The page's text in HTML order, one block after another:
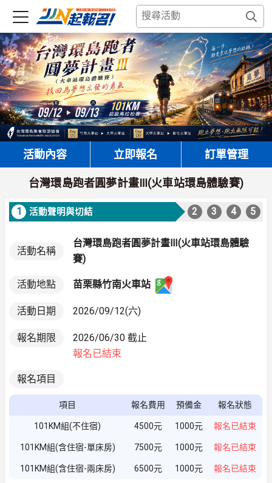
活動內容 立即報名 訂單管理
台灣環島跑者圓夢計畫Ⅲ(火車站環島體驗賽)
1 活動聲明與切結 2 3 4 5
活動名稱
台灣環島跑者圓夢計畫Ⅲ(火車站環島體驗
賽)
活動地點 苗栗縣竹南火車站
活動日期 2026/09/12(六)
報名期限
2026/06/30 截止
報名已結束
報名項目
項目 報名費用 預備金 報名狀態
101KM組(不住宿) 4500元 1000元 報名已結束
101KM組(含住宿-單床房) 7500元 1000元 報名已結束
101KM組(含住宿-兩床房) 6500元 1000元 報名已結束